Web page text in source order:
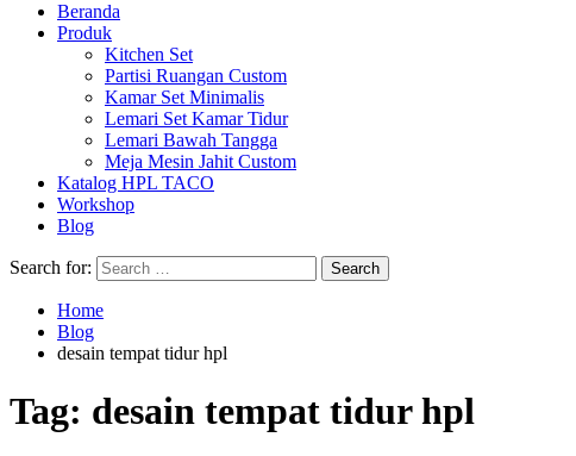
Beranda
Produk
Kitchen Set
Partisi Ruangan Custom
Kamar Set Minimalis
Lemari Set Kamar Tidur
Lemari Bawah Tangga
Meja Mesin Jahit Custom
Katalog HPL TACO
Workshop
Blog
Search for:
Home
Blog
desain tempat tidur hpl
Tag: desain tempat tidur hpl